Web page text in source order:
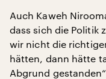
Auch Kaweh
dass sich die Politik
wir nicht die
hätten, dann hätte
Abgrund